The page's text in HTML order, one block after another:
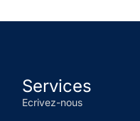
Services
Ecrivez-nous